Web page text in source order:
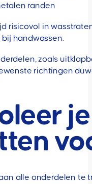
randen
risicovol in
handwassen.
zoals
richtingen
alle onderdelen te